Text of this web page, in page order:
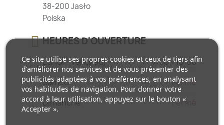
38-200 Jasło
Polska
HEURES D'OUVERTURE
Lundi - Vendredi
7:00 - 15:00
Samedi
Fermé
Dimanche
Fermé
Ce site utilise ses propres cookies et ceux de tiers afin
d'améliorer nos services et de vous présenter des
publicités adaptées à vos préférences, en analysant
vos habitudes de navigation. Pour donner votre
accord à leur utilisation, appuyez sur le bouton «
Accepter ».